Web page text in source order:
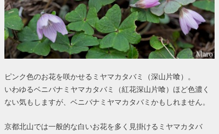
ピンク色のお花を咲かせるミヤマカタバミ（深山片喰）。
いわゆるベニバナミヤマカタバミ（紅花深山片喰）ほど色濃く
ない気もしますが、ベニバナミヤマカタバミかもしれません。
京都北山では一般的な白いお花を多く見掛けるミヤマカタバ